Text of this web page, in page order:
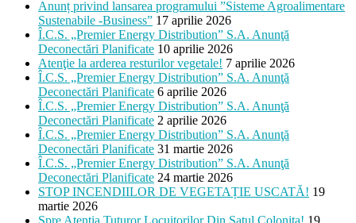
Anunț privind lansarea programului ”Sisteme Agroalimentare
Sustenabile -Business” 17 aprilie 2026
Î.C.S. „Premier Energy Distribution” S.A. Anunţă
Deconectări Planificate 10 aprilie 2026
Atenţie la arderea resturilor vegetale! 7 aprilie 2026
Î.C.S. „Premier Energy Distribution” S.A. Anunţă
Deconectări Planificate 6 aprilie 2026
Î.C.S. „Premier Energy Distribution” S.A. Anunţă
Deconectări Planificate 2 aprilie 2026
Î.C.S. „Premier Energy Distribution” S.A. Anunţă
Deconectări Planificate 31 martie 2026
Î.C.S. „Premier Energy Distribution” S.A. Anunţă
Deconectări Planificate 24 martie 2026
STOP INCENDIILOR DE VEGETAȚIE USCATĂ! 19
martie 2026
Spre Atenția Tuturor Locuitorilor Din Satul Colonița! 19